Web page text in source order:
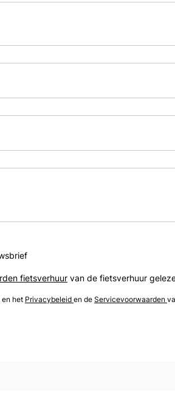
fietsverhuur van de fietsverhuur
en het Privacybeleid en de Servicevoorwaarden